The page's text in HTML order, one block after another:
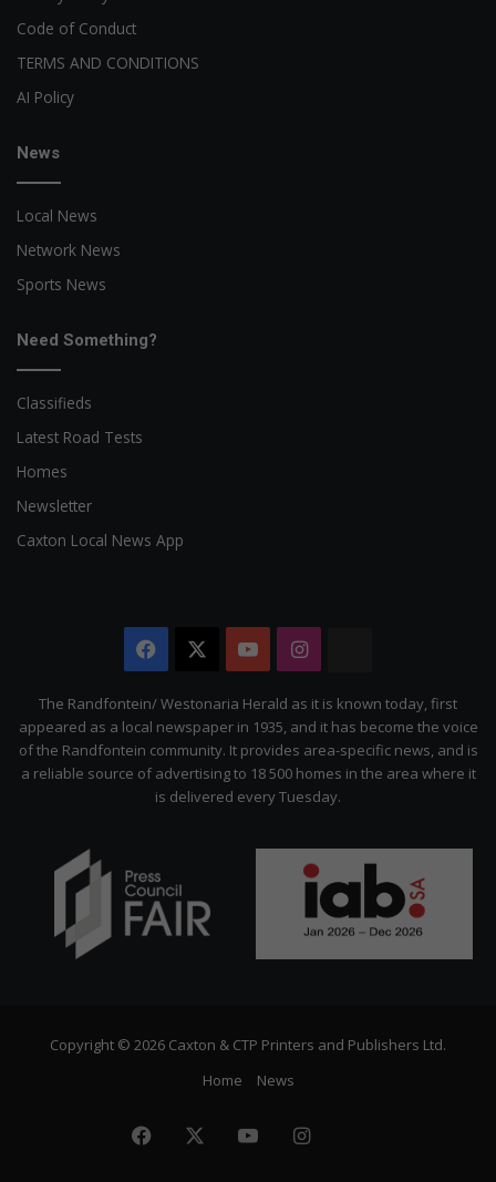
Code of Conduct
TERMS AND CONDITIONS
AI Policy
News
Local News
Network News
Sports News
Need Something?
Classifieds
Latest Road Tests
Homes
Newsletter
Caxton Local News App
Facebook YouTubeInstagram
Citizen
The Randfontein/ Westonaria Herald as it is known today, first
appeared as a local newspaper in 1935, and it has become the voice
of the Randfontein community. It provides area-specific news, and is
a reliable source of advertising to 18 500 homes in the area where it
is delivered every Tuesday.
Copyright © 2026 Caxton & CTP Printers and Publishers Ltd.
Home
News
Facebook YouTubeInstagram